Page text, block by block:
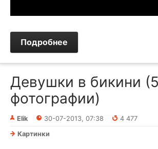
Подробнее
Девушки в бикини
фотографии)
Elik 30-07-2013, 07:38
4 477
Картинки